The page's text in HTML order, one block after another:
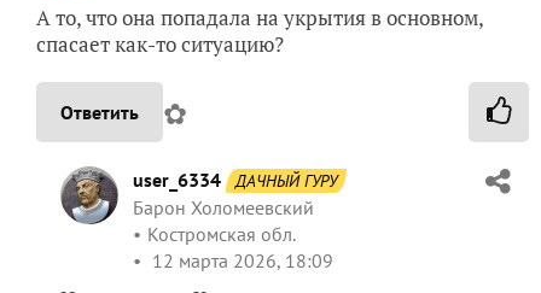
А то, что она попадала на укрытия в основном,
спасает как-то ситуацию?
Ответить ✿
user_6334 ДАЧНЫЙ ГУРУ
Барон Холомеевский
Костромская обл.
12 марта 2026, 18:09